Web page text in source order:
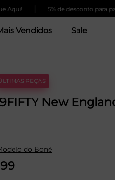
| 5% de desconto para
Vendidos Sale
PEÇAS
New
do Boné